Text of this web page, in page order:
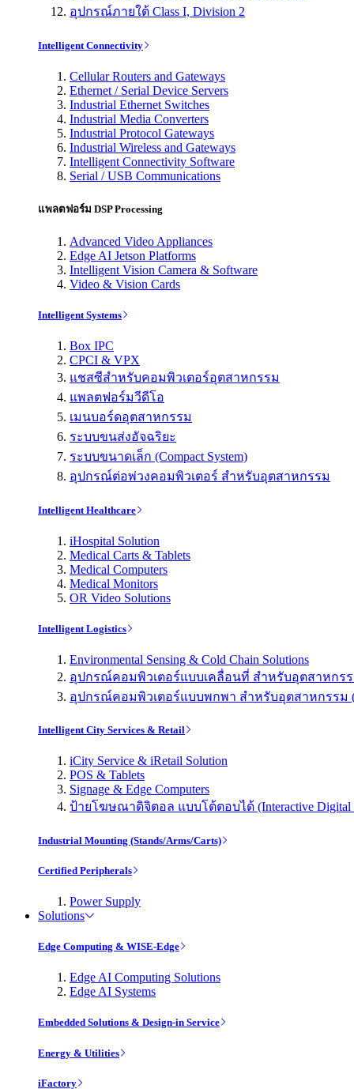
อุปกรณ์ภายใต้ Class I, Division 2
Intelligent Connectivity
Cellular Routers and Gateways
Ethernet / Serial Device Servers
Industrial Ethernet Switches
Industrial Media Converters
Industrial Protocol Gateways
Industrial Wireless and Gateways
Intelligent Connectivity Software
Serial / USB Communications
แพลตฟอร์ม DSP Processing
Advanced Video Appliances
Edge AI Jetson Platforms
Intelligent Vision Camera & Software
Video & Vision Cards
Intelligent Systems
Box IPC
CPCI & VPX
แชสซีสำหรับคอมพิวเตอร์อุตสาหกรรม
แพลตฟอร์มวีดีโอ
เมนบอร์ดอุตสาหกรรม
ระบบขนส่งอัจฉริยะ
ระบบขนาดเล็ก (Compact System)
อุปกรณ์ต่อพ่วงคอมพิวเตอร์ สำหรับอุตสาหกรรม
Intelligent Healthcare
iHospital Solution
Medical Carts & Tablets
Medical Computers
Medical Monitors
OR Video Solutions
Intelligent Logistics
Environmental Sensing & Cold Chain Solutions
อุปกรณ์คอมพิวเตอร์แบบเคลื่อนที่ สำหรับอุตสาหกรรม
อุปกรณ์คอมพิวเตอร์แบบพกพา สำหรับอุตสาหกรรม
Intelligent City Services & Retail
iCity Service & iRetail Solution
POS & Tablets
Signage & Edge Computers
ป้ายโฆษณาดิจิตอล แบบโต้ตอบได้ (Interactive Digital
Industrial Mounting (Stands/Arms/Carts)
Certified Peripherals
Power Supply
Solutions
Edge Computing & WISE-Edge
Edge AI Computing Solutions
Edge AI Systems
Embedded Solutions & Design-in Service
Energy & Utilities
iFactory